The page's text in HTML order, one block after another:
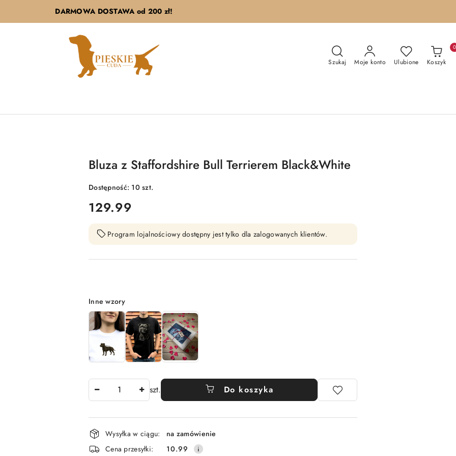
DARMOWA DOSTAWA od 200 zł!
Szukaj Moje konto Ulubione Koszyk
0
Bluza z Staffordshire Bull Terrierem Black&White
Dostępność: 10szt.
cena:
129.99
Program lojalnościowy dostępny jest tylko dla zalogowanych klientów.
Wariant
Inne wzory
szt. Do koszyka
Dostępność
i
Wysyłka w ciągu:
na zamówienie
Cena przesyłki:
10.99